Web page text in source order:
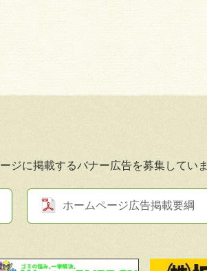
ジに掲載するバナー広告を募集していま
ホームページ広告掲載要綱